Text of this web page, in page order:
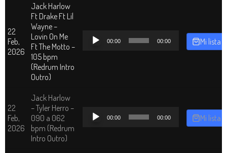
22
Feb,
2026
Jack Harlow
Ft Drake Ft Lil
Wayne –
Lovin On Me
Ft The Motto –
105 bpm
(Redrum Intro
Outro)
Reproductor
00:00 00:00 Mi lista
22
Feb,
2026
Jack Harlow
– Tyler Herro –
090 a 062
bpm (Redrum
Intro Outro)
Reproductor
00:00 00:00 Mi lista